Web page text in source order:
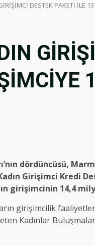
DESTEK PAKETİ İLE
dördüncüsü,
Girişimci Kredi
girişimcinin 14,4
girişimcilik
Kadınlar